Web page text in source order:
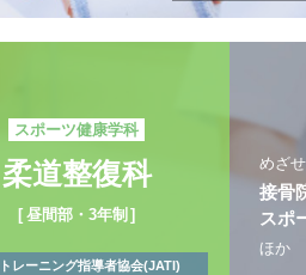
省から給付が受けられます
スポーツ健康学科
柔道整復科
昼間部・3年制
レーニング指導者協会(JATI)
めざ
接骨
スポ
ほか